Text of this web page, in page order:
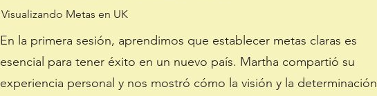
Visualizando Metas en UK
En la primera sesión, aprendimos que establecer metas claras es
esencial para tener éxito en un nuevo país. Martha compartió su
experiencia personal y nos mostró cómo la visión y la determinación